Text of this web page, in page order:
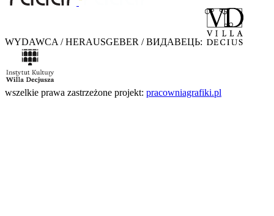
WYDAWCA / HERAUSGEBER / ВИДАВЕЦЬ:
wszelkie prawa zastrzeżone projekt: pracowniagrafiki.pl